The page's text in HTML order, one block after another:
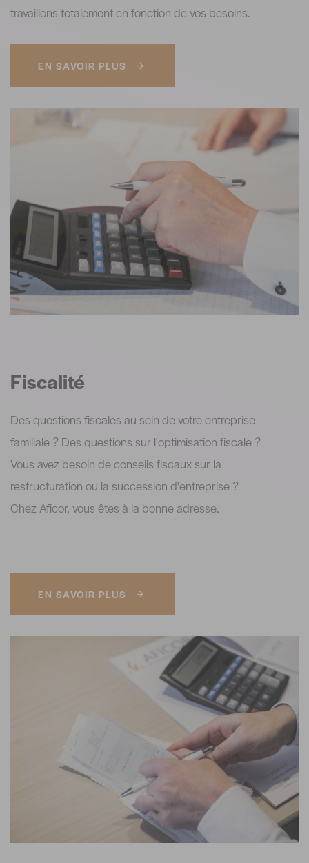
travaillons totalement en fonction de vos besoins.
EN SAVOIR PLUS
Fiscalité
Des questions fiscales au sein de votre entreprise
familiale ? Des questions sur l'optimisation fiscale ?
Vous avez besoin de conseils fiscaux sur la
restructuration ou la succession d'entreprise ?
Chez Aficor, vous êtes à la bonne adresse.
EN SAVOIR PLUS